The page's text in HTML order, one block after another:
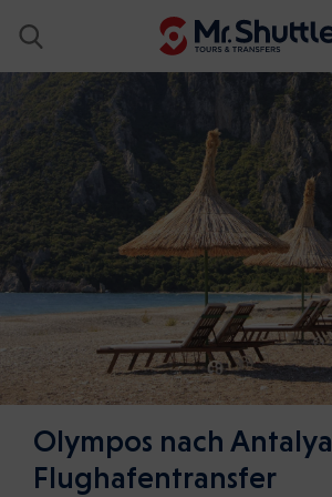
Olympos nach Antalya
Flughafentransfer